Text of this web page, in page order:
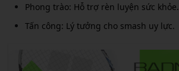
Phong trào: Hỗ trợ rèn luyện sức khỏe.
Tấn công: Lý tưởng cho smash uy lực.